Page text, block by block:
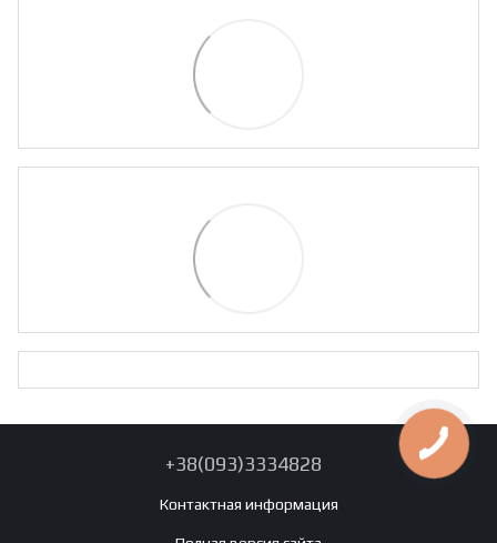
+38(093)3334828
Контактная информация